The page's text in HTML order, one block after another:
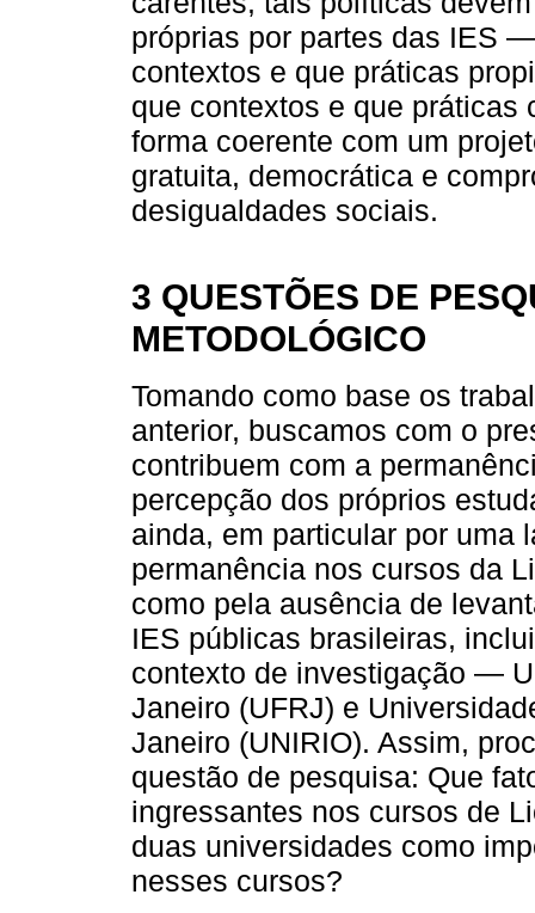
próprias por partes das IES
contextos e que práticas
que contextos e que
forma coerente com um
gratuita, democrática e
desigualdades sociais.
3 QUESTÕES DE
METODOLÓGICO
Tomando como base os
anterior, buscamos com o
contribuem com a
percepção dos próprios
ainda, em particular por uma
permanência nos cursos da
como pela ausência de
IES públicas brasileiras,
contexto de investigação —
Janeiro (UFRJ) e
Janeiro (UNIRIO). Assim,
questão de pesquisa: Que
ingressantes nos cursos de
duas universidades como
nesses cursos?